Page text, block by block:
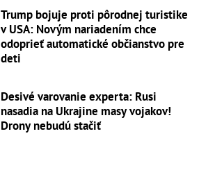
Trump bojuje proti pôrodnej turistike
v USA: Novým nariadením chce
odoprieť automatické občianstvo pre
deti
Desivé varovanie experta: Rusi
nasadia na Ukrajine masy vojakov!
Drony nebudú stačiť